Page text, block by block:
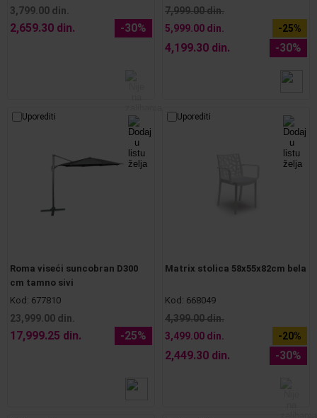
3,799.00 din.
2,659.30 din. -30%
7,999.00 din.
5,999.00 din.
-25%
4,199.30 din. -30%
Uporediti
Roma viseći suncobran D300
cm tamno sivi
Kod: 677810
23,999.00 din.
17,999.25 din. -25%
Uporediti
Matrix stolica 58x55x82cm bela
Kod: 668049
4,399.00 din.
3,499.00 din.
-20%
2,449.30 din. -30%